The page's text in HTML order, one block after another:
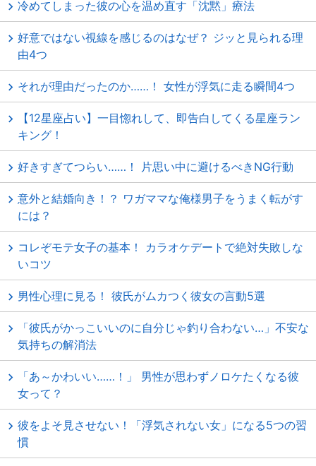
冷めてしまった彼の心を温め直す「沈黙」療法
好意ではない視線を感じるのはなぜ？ ジッと見られる理
由4つ
それが理由だったのか……！ 女性が浮気に走る瞬間4つ
【12星座占い】一目惚れして、即告白してくる星座ラン
キング！
好きすぎてつらい……！ 片思い中に避けるべきNG行動
意外と結婚向き！？ ワガママな俺様男子をうまく転がす
には？
コレぞモテ女子の基本！ カラオケデートで絶対失敗しな
いコツ
男性心理に見る！ 彼氏がムカつく彼女の言動5選
「彼氏がかっこいいのに自分じゃ釣り合わない…」不安な
気持ちの解消法
「あ～かわいい……！」 男性が思わずノロケたくなる彼
女って？
彼をよそ見させない！「浮気されない女」になる5つの習
慣